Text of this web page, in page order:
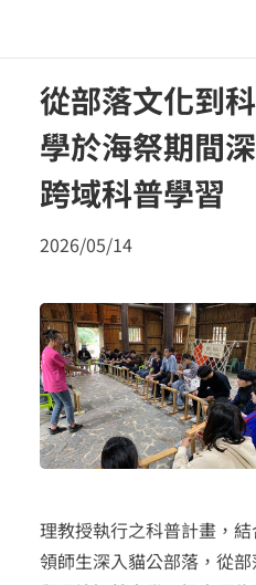
從部落文化到
學於海祭期間
跨域科普學習
2026/05/14
理教授執行之科普計畫，
領師生深入貓公部落，從